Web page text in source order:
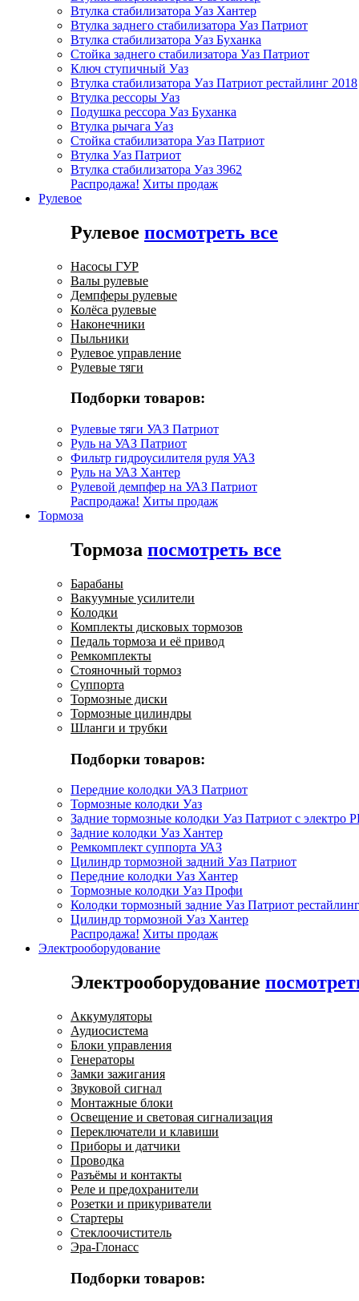
Втулка стабилизатора Уаз Хантер
Втулка заднего стабилизатора Уаз Патриот
Втулка стабилизатора Уаз Буханка
Стойка заднего стабилизатора Уаз Патриот
Ключ ступичный Уаз
Втулка стабилизатора Уаз Патриот рестайлинг 2018
Втулка рессоры Уаз
Подушка рессора Уаз Буханка
Втулка рычага Уаз
Стойка стабилизатора Уаз Патриот
Втулка Уаз Патриот
Втулка стабилизатора Уаз 3962
Распродажа! Хиты продаж
Рулевое
Рулевое посмотреть все
Насосы ГУР
Валы рулевые
Демпферы рулевые
Колёса рулевые
Наконечники
Пыльники
Рулевое управление
Рулевые тяги
Подборки товаров:
Рулевые тяги УАЗ Патриот
Руль на УАЗ Патриот
Фильтр гидроусилителя руля УАЗ
Руль на УАЗ Хантер
Рулевой демпфер на УАЗ Патриот
Распродажа! Хиты продаж
Тормоза
Тормоза посмотреть все
Барабаны
Вакуумные усилители
Колодки
Комплекты дисковых тормозов
Педаль тормоза и её привод
Ремкомплекты
Стояночный тормоз
Суппорта
Тормозные диски
Тормозные цилиндры
Шланги и трубки
Подборки товаров:
Передние колодки УАЗ Патриот
Тормозные колодки Уаз
Задние тормозные колодки Уаз Патриот с электро
Задние колодки Уаз Хантер
Ремкомплект суппорта УАЗ
Цилиндр тормозной задний Уаз Патриот
Передние колодки Уаз Хантер
Тормозные колодки Уаз Профи
Колодки тормозный задние Уаз Патриот
Цилиндр тормозной Уаз Хантер
Распродажа! Хиты продаж
Электрооборудование
Электрооборудование
Аккумуляторы
Аудиосистема
Блоки управления
Генераторы
Замки зажигания
Звуковой сигнал
Монтажные блоки
Освещение и световая сигнализация
Переключатели и клавиши
Приборы и датчики
Проводка
Разъёмы и контакты
Реле и предохранители
Розетки и прикуриватели
Стартеры
Стеклоочиститель
Эра-Глонасс
Подборки товаров: